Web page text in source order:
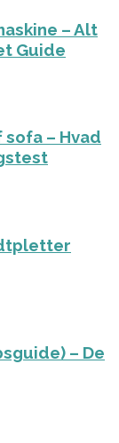
– Alt
Guide
– Hvad
– De